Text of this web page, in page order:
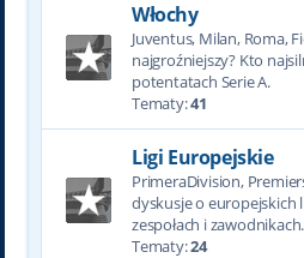
Włochy
Juventus, Milan, Roma,
najgroźniejszy? Kto
potentatach Serie A.
Tematy:41
Ligi Europejskie
PrimeraDivision,
dyskusje o europejskich
zespołach i zawodnikach.
Tematy:24